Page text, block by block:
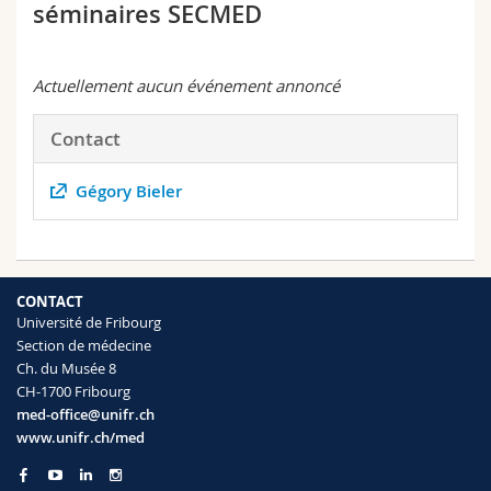
Sciences et médecine
Interfacultaire
Collaborateurs
Doctorants
Webmail
Programme des cours
MyUnifr
séminaires SECMED
Actuellement aucun événement annoncé
Contact
Gégory Bieler
CONTACT
Université de Fribourg
Section de médecine
Ch. du Musée 8
CH-1700 Fribourg
med-office@unifr.ch
www.unifr.ch/med